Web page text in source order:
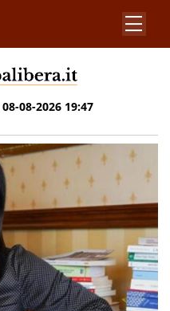
08-08-2026 19:47